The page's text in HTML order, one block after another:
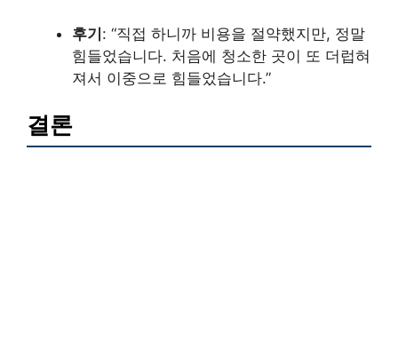
후기: “직접 하니까 비용을 절약했지만, 정말
힘들었습니다. 처음에 청소한 곳이 또 더럽혀
져서 이중으로 힘들었습니다.”
결론